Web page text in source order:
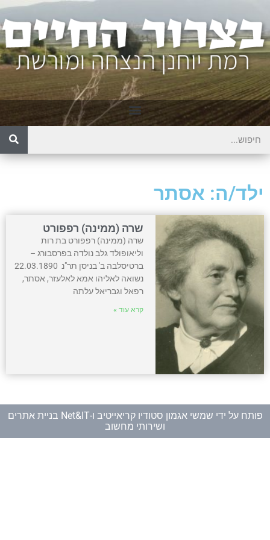
ילד/ה: אסתר
שרה (ממינה) רפפורט
שרה (ממינה) רפפורט בת רות
וליאופולד גלב נולדה בפרסבורג –
ברטיסלבה ב' בניסן תר"נ 22.03.1890
נשואה לאליהו אמא לאלעזר, אסתר,
רפאל וגבריאל עלתה
קרא עוד »
פותח על ידי שמשי אגמון סטודיו קריאייטיב ו-
Net&IT בניית אתרים
ושירותי מחשוב